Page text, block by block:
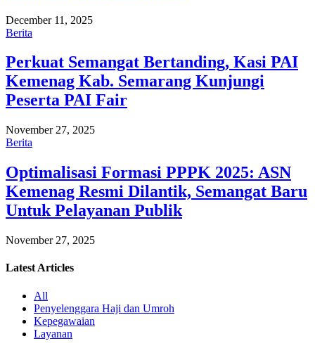
December 11, 2025
Berita
Perkuat Semangat Bertanding, Kasi PAI
Kemenag Kab. Semarang Kunjungi
Peserta PAI Fair
November 27, 2025
Berita
Optimalisasi Formasi PPPK 2025: ASN
Kemenag Resmi Dilantik, Semangat Baru
Untuk Pelayanan Publik
November 27, 2025
Latest Articles
All
Penyelenggara Haji dan Umroh
Kepegawaian
Layanan